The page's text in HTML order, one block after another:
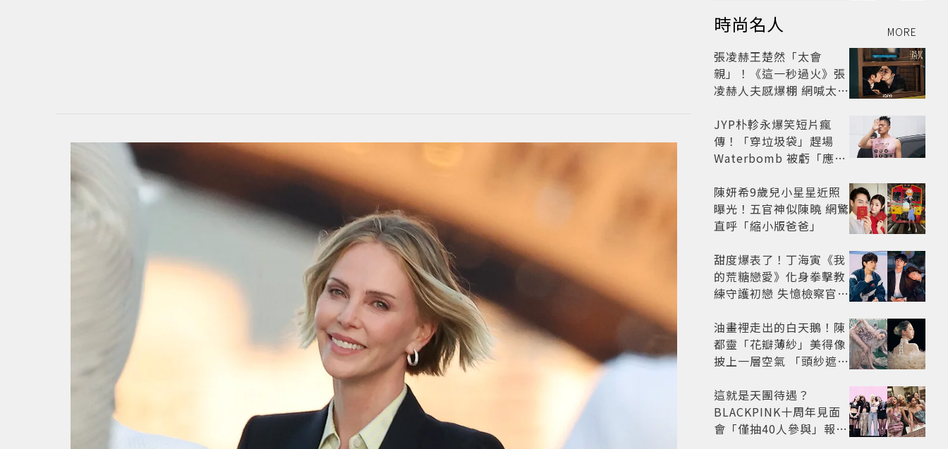
時尚名人 MORE
張凌赫王楚然「太會
親」！《這一秒過火》張
凌赫人夫感爆棚 網喊太有
JYP朴軫永爆笑短片瘋
傳！「穿垃圾袋」趕場
Waterbomb 被虧「應該
陳妍希9歲兒小星星近照
曝光！五官神似陳曉 網驚
直呼「縮小版爸爸」
甜度爆表了！丁海寅《我
的荒糖戀愛》化身拳擊教
練守護初戀 失憶檢察官×
劇
油畫裡走出的白天鵝！陳
都靈「花瓣薄紗」美得像
披上一層空氣 「頭紗遮
太仙
這就是天團待遇？
BLACKPINK十周年見面
會「僅抽40人參與」報名